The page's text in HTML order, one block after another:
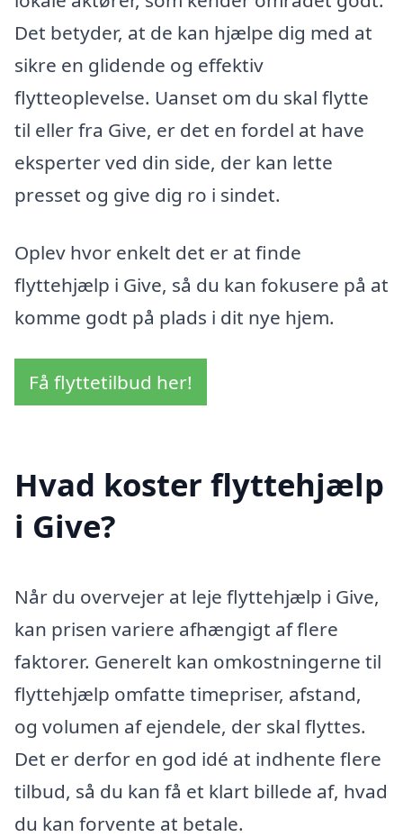
Det betyder, at de kan hjælpe dig med at
sikre en glidende og effektiv
flytteoplevelse. Uanset om du skal flytte
til eller fra Give, er det en fordel at have
eksperter ved din side, der kan lette
presset og give dig ro i sindet.
Oplev hvor enkelt det er at finde
flyttehjælp i Give, så du kan fokusere på at
komme godt på plads i dit nye hjem.
Få flyttetilbud her!
Hvad koster flyttehjælp
i Give?
Når du overvejer at leje flyttehjælp i Give,
kan prisen variere afhængigt af flere
faktorer. Generelt kan omkostningerne til
flyttehjælp omfatte timepriser, afstand,
og volumen af ejendele, der skal flyttes.
Det er derfor en god idé at indhente flere
tilbud, så du kan få et klart billede af, hvad
du kan forvente at betale.